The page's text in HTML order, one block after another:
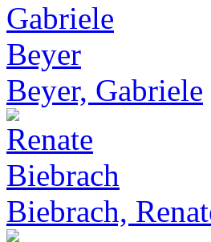
Beyer, Gabriele
Biebrach,